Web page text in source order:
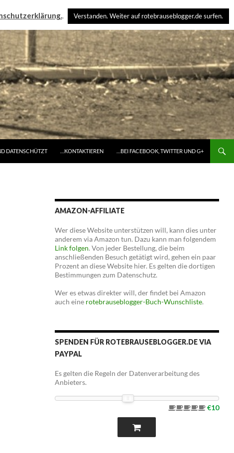
DATENSCHÜTZT …KONTAKTIEREN …BEI FACEBOOK, TWITTER UND G+
AMAZON-AFFILIATE
Wer diese Website unterstützen will, kann dies unter
anderem via Amazon tun. Dazu kann man folgendem
Link folgen. Von jeder Bestellung, die beim
anschließenden Besuch getätigt wird, gehen ein paar
Prozent an diese Website hier. Es gelten die dortigen
Bestimmungen zum Datenschutz.
Wer es etwas direkter will, der findet bei Amazon
auch eine rotebrauseblogger-Buch-Wunschliste.
SPENDEN FÜR ROTEBRAUSEBLOGGER.DE VIA
PAYPAL
Es gelten die Regeln der Datenverarbeitung des
Anbieters.
€10
. Verstanden. Weiter auf rotebrauseblogger.de surfen.